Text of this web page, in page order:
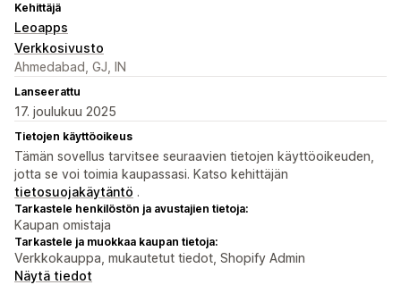
Kehittäjä
Leoapps
Verkkosivusto
Ahmedabad, GJ, IN
Lanseerattu
17. joulukuu 2025
Tietojen käyttöoikeus
Tämän sovellus tarvitsee seuraavien tietojen käyttöoikeuden,
jotta se voi toimia kaupassasi. Katso kehittäjän
tietosuojakäytäntö .
Tarkastele henkilöstön ja avustajien tietoja:
Kaupan omistaja
Tarkastele ja muokkaa kaupan tietoja:
Verkkokauppa, mukautetut tiedot, Shopify Admin
Näytä tiedot